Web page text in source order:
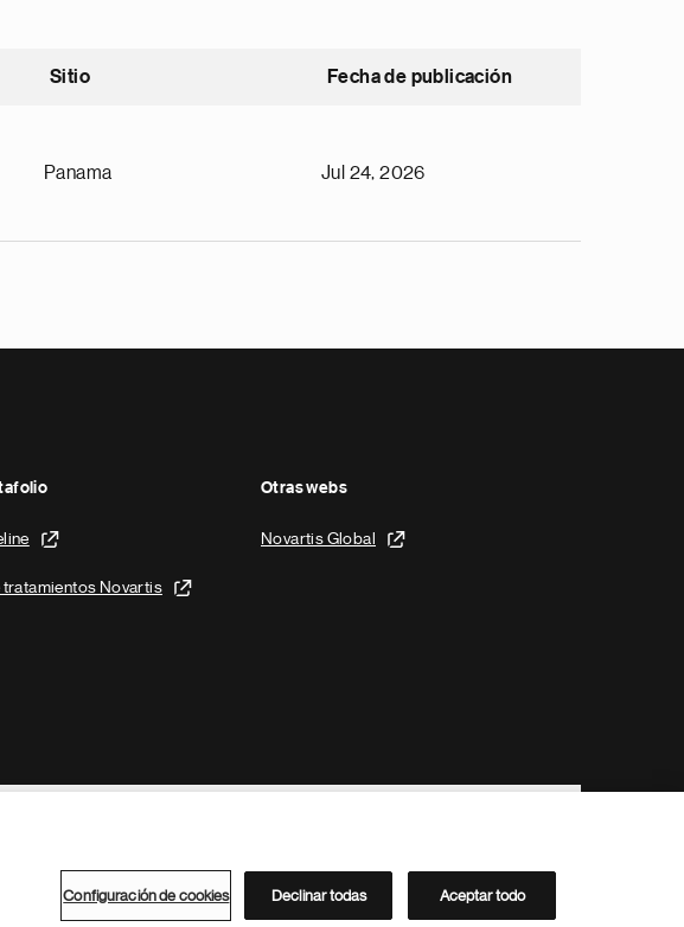
Sitio Fecha de publicación
Panama Jul 24, 2026
tratamientos Novartis
Otras webs
Novartis Global
Directorio de Novartis
Configuración de cookies Declinar todas Aceptar todo